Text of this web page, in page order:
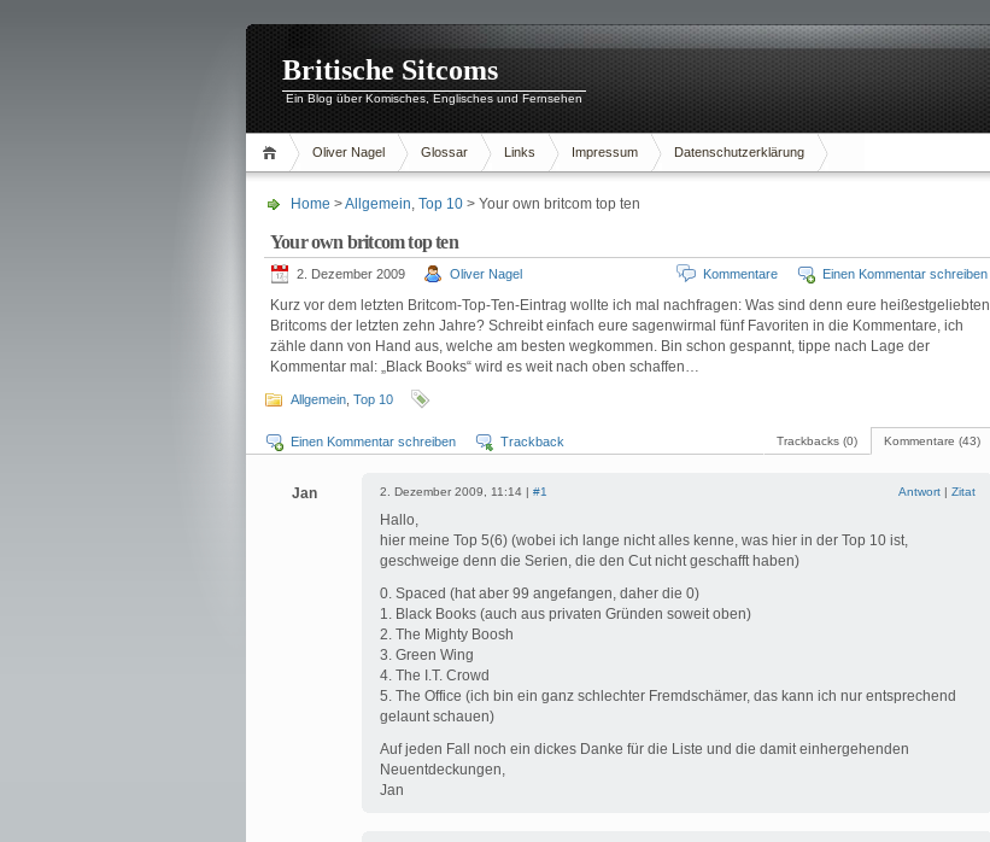
Britische Sitcoms
Ein Blog über Komisches, Englisches und Fernsehen
Oliver Nagel Glossar Links Impressum Datenschutzerklärung
Home >Allgemein, Top 10 > Your own britcom top ten
Your own britcom top ten
2. Dezember 2009 Oliver Nagel Einen Kommentar schreiben
Kommentare
Kurz vor dem letzten Britcom-Top-Ten-Eintrag wollte ich mal nachfragen: Was sind denn eure heißestgeliebten
Britcoms der letzten zehn Jahre? Schreibt einfach eure sagenwirmal fünf Favoriten in die Kommentare, ich
zähle dann von Hand aus, welche am besten wegkommen. Bin schon gespannt, tippe nach Lage der
Kommentar mal: „Black Books“ wird es weit nach oben schaffen…
Allgemein Top 10
Kommentare (43)
Trackbacks (0)
Einen Kommentar schreiben Trackback
Jan 2. Dezember 2009, 11:14 | #1 Antwort | Zitat
Hallo,
hier meine Top 5(6) (wobei ich lange nicht alles kenne, was hier in der Top 10 ist,
geschweige denn die Serien, die den Cut nicht geschafft haben)
0. Spaced (hat aber 99 angefangen, daher die 0)
1. Black Books (auch aus privaten Gründen soweit oben)
2. The Mighty Boosh
3. Green Wing
4. The I.T. Crowd
5. The Office (ich bin ein ganz schlechter Fremdschämer, das kann ich nur entsprechend
gelaunt schauen)
Auf jeden Fall noch ein dickes Danke für die Liste und die damit einhergehenden
Neuentdeckungen,
Jan